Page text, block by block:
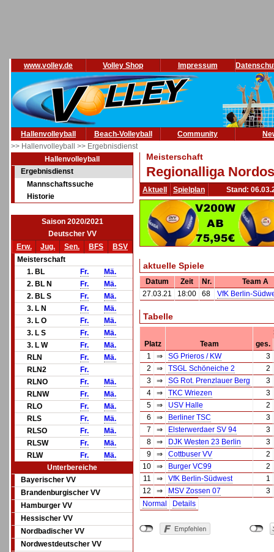
www.volley.de Volley Shop Impressum
Hallenvolleyball Beach-Volleyball Community
>> Hallenvolleyball >> Ergebnisdienst
Hallenvolleyball
Ergebnisdienst
Mannschaftssuche
Historie
Saison 2020/2021
Deutscher VV
Erw.
Jug. Sen. BFS
BSV
Meisterschaft
1. BL
Fr.
Mä.
2. BL N
Fr.
Mä.
2. BL S
Fr.
Mä.
3. L N
Fr.
Mä.
3. L O
Fr.
Mä.
3. L S
Fr.
Mä.
3. L W
Fr.
Mä.
RLN
Fr.
Mä.
RLN2
Fr.
RLNO
Fr.
Mä.
RLNW
Fr.
Mä.
RLO
Fr.
Mä.
RLS
Fr.
Mä.
RLSO
Fr.
Mä.
RLSW
Fr.
Mä.
RLW
Fr.
Mä.
Unterbereiche
Bayerischer VV
Brandenburgischer VV
Hamburger VV
Hessischer VV
Nordbadischer VV
Nordwestdeutscher VV
Meisterschaft
Regionalliga
Aktuell Spielplan Stand:
aktuelle Spiele
Datum Zeit Nr.
Team A
27.03.21
18:00 68 VfK Berlin-
Tabelle
Platz
Team
ges.
1
⇒ SG Prieros / KW
3
2
⇒ TSGL Schöneiche 2
2
3
⇒ SG Rot. Prenzlauer Berg
3
4
⇒ TKC Wriezen
3
5
⇒ USV Halle
2
6
⇒ Berliner TSC
3
7
⇒ Elsterwerdaer SV 94
3
8
⇒ DJK Westen 23 Berlin
3
9
⇒ Cottbuser VV
2
10
⇒ Burger VC99
2
11
⇒ VfK Berlin-Südwest
1
12
⇒ MSV Zossen 07
3
Normal
Details